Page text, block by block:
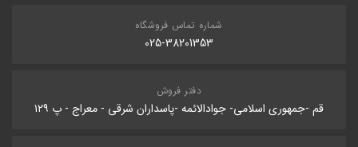
شماره تماس فروشگاه
025-38201353
دفتر فروش
قم -جمهوری اسلامی- جوادالائمه -پاسداران شرقی - معراج - پ ۱۲۹